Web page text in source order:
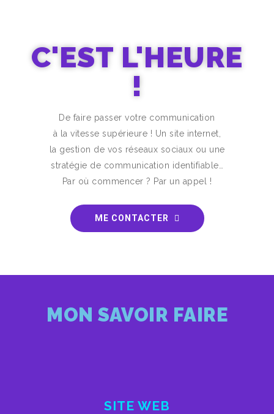
C'EST L'HEURE
!
De faire passer votre communication
à la vitesse supérieure ! Un site internet,
la gestion de vos réseaux sociaux ou une
stratégie de communication identifiable…
Par où commencer ? Par un appel !
ME CONTACTER
MON SAVOIR FAIRE
SITE WEB